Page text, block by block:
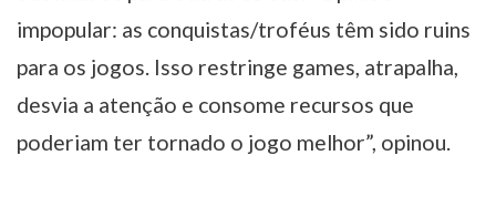
impopular: as conquistas/troféus têm sido ruins
para os jogos. Isso restringe games, atrapalha,
desvia a atenção e consome recursos que
poderiam ter tornado o jogo melhor”, opinou.